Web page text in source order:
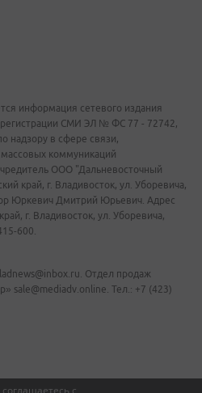
с
информация сетевого издания
регистрации СМИ ЭЛ № ФС 77 - 72742,
надзору в сфере связи,
коммуникаций
ООО "Дальневосточный
край, г. Владивосток, ул. Уборевича,
Юркевич Дмитрий Юрьевич. Адрес
г. Владивосток, ул. Уборевича,
600.
Отдел продаж
sale@mediadv.online. Тел.: +7 (423)